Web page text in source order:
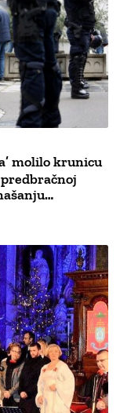
molilo krunicu